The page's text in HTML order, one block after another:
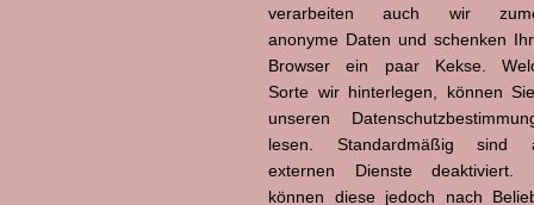
verarbeiten auch wir
anonyme Daten und schenken
Browser ein paar Kekse.
Sorte wir hinterlegen, können
unseren
lesen. Standardmäßig sind
externen Dienste deaktiviert.
können diese jedoch nach